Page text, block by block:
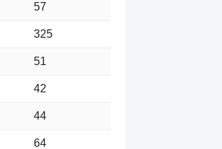
57
325
51
42
44
64